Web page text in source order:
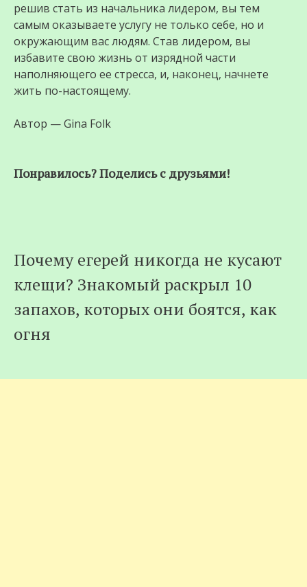
решив стать из начальника лидером, вы тем
самым оказываете услугу не только себе, но и
окружающим вас людям. Став лидером, вы
избавите свою жизнь от изрядной части
наполняющего ее стресса, и, наконец, начнете
жить по-настоящему.
Автор — Gina Folk
Понравилось? Поделись с друзьями!
Почему егерей никогда не кусают
клещи? Знакомый раскрыл 10
запахов, которых они боятся, как
огня